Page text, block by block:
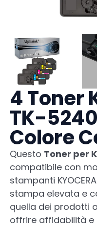
4 Toner
TK-
Colore
Questo Toner per
compatibile con
stampanti
stampa elevata e
quella dei prodotti
offrire affidabilità e